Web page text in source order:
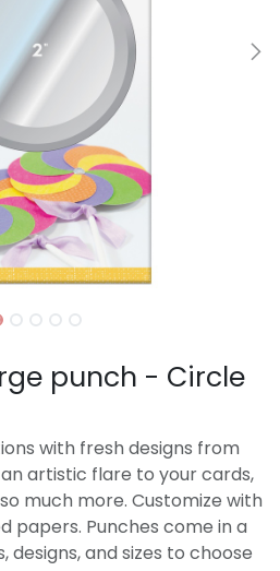
punch - Circle
with fresh designs from
an artistic flare to your cards,
much more. Customize with
papers. Punches come in a
designs, and sizes to choose